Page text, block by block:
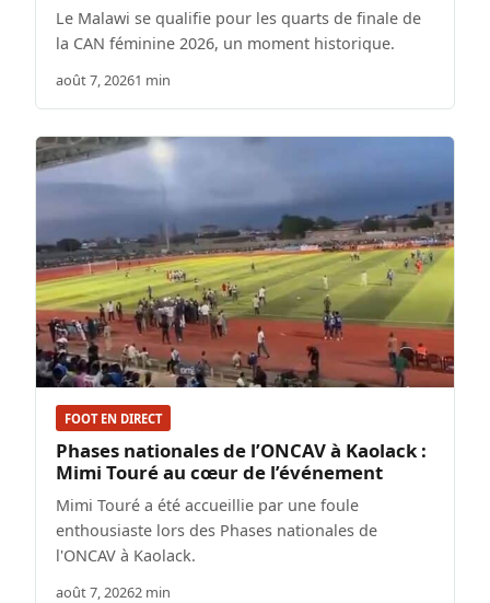
Le Malawi se qualifie pour les quarts de finale de
la CAN féminine 2026, un moment historique.
août 7, 20261 min
FOOT EN DIRECT
Phases nationales de l’ONCAV à Kaolack :
Mimi Touré au cœur de l’événement
Mimi Touré a été accueillie par une foule
enthousiaste lors des Phases nationales de
l'ONCAV à Kaolack.
août 7, 20262 min